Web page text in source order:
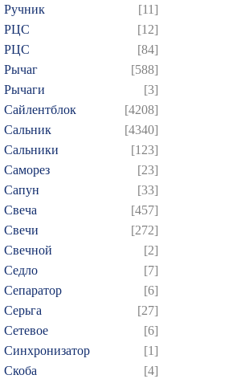
Ручник
[11]
РЦC
[12]
РЦС
[84]
Рычаг
[588]
Рычаги
[3]
Сайлентблок
[4208]
Сальник
[4340]
Сальники
[123]
Саморез
[23]
Сапун
[33]
Свеча
[457]
Свечи
[272]
Свечной
[2]
Седло
[7]
Сепаратор
[6]
Серьга
[27]
Сетевое
[6]
Синхронизатор
[1]
Скоба
[4]